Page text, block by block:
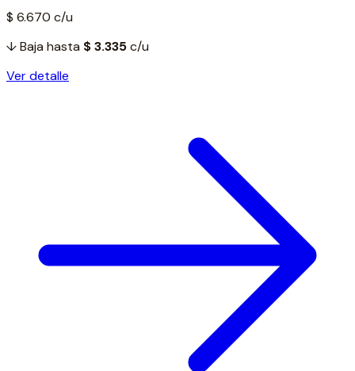
$ 6.670 c/u
↓ Baja hasta $ 3.335c/u
Ver detalle